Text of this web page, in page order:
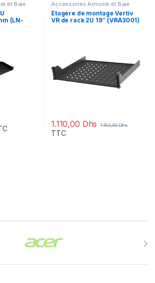
et Baie
(LN-
Accessoires Armoire et Baie
Informatique
Étagère de montage Vertiv
VR de rack 2U 19″ (VRA3001)
1.110,00 Dhs 1.152,00Dhs
TTC